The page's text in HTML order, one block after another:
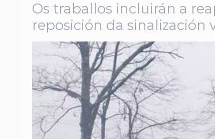
Os traballos incluirán a
reposición da sinalización